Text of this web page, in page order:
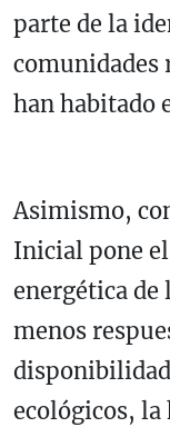
parte de la
comunidades
han habitado
Asimismo,
Inicial pone
energética de
menos
disponibilidad
ecológicos,